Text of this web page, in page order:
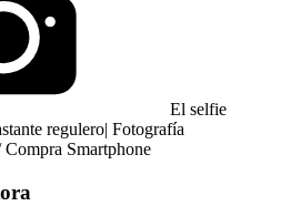
El selfie
regulero| Fotografía
Smartphone